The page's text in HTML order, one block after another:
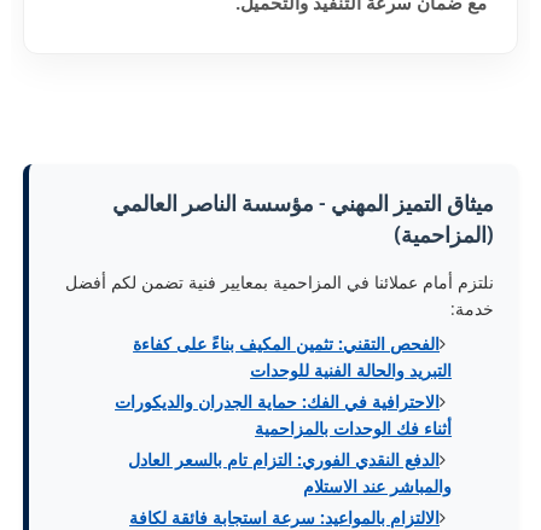
ميثاق التميز المهني - مؤسسة الناصر العالمي
(المزاحمية)
نلتزم أمام عملائنا في المزاحمية بمعايير فنية تضمن لكم أفضل
خدمة:
الفحص التقني: تثمين المكيف بناءً على كفاءة
التبريد والحالة الفنية للوحدات
الاحترافية في الفك: حماية الجدران والديكورات
أثناء فك الوحدات بالمزاحمية
الدفع النقدي الفوري: التزام تام بالسعر العادل
والمباشر عند الاستلام
الالتزام بالمواعيد: سرعة استجابة فائقة لكافة